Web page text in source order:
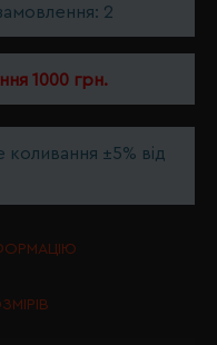
2
1000 грн.
±5% від